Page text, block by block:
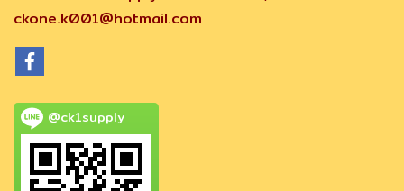
ckone.k001@hotmail.com
@ck1supply